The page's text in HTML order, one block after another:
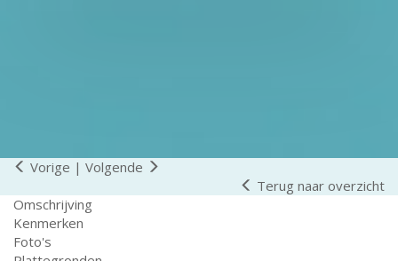
Vorige | Volgende
Terug naar overzicht
Omschrijving
Kenmerken
Foto's